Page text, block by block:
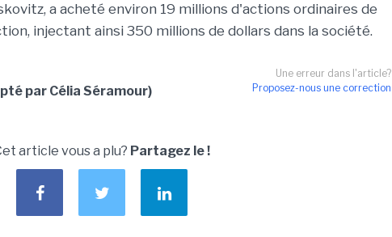
a acheté environ 19 millions d'actions ordinaires de
injectant ainsi 350 millions de dollars dans la société.
Une erreur dans l'article?
Proposez-nous une correction
par Célia Séramour)
article vous a plu? Partagez le !